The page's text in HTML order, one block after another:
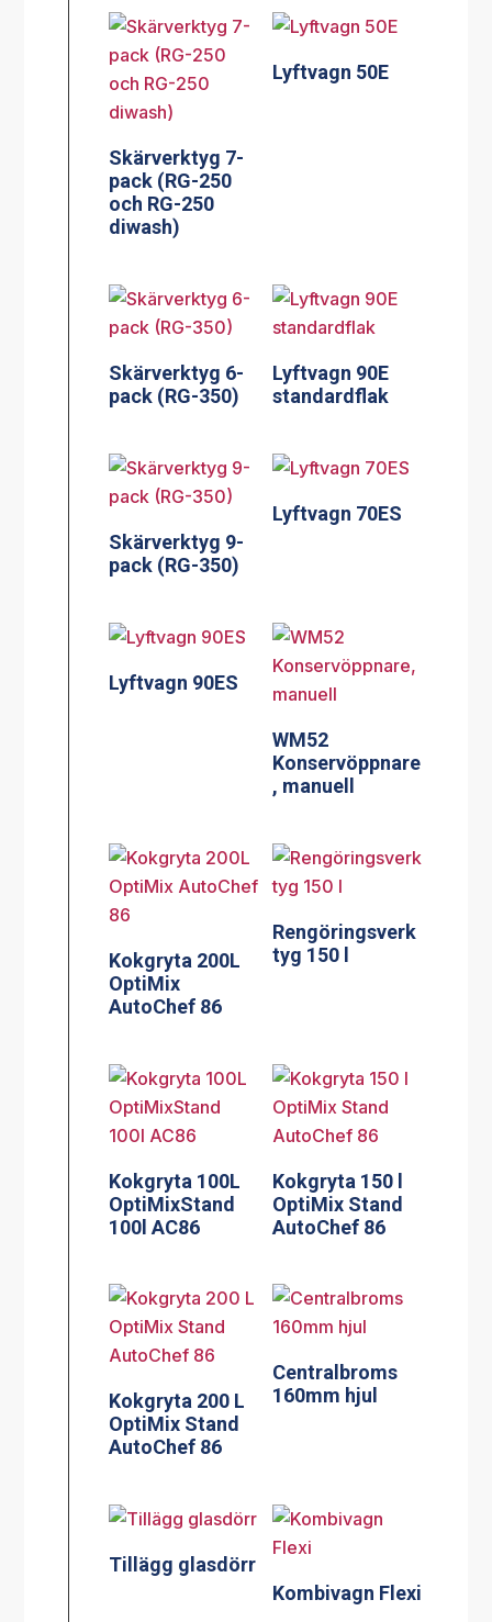
Skärverktyg 7-
pack (RG-250
och RG-250
diwash)
Lyftvagn 50E
Skärverktyg 6-
pack (RG-350)
Lyftvagn 90E
standardflak
Skärverktyg 9-
pack (RG-350)
Lyftvagn 70ES
Lyftvagn 90ES
WM52
Konservöppnare
, manuell
Kokgryta 200L
OptiMix
AutoChef 86
Rengöringsverk
tyg 150 l
Kokgryta 100L
OptiMixStand
100l AC86
Kokgryta 150 l
OptiMix Stand
AutoChef 86
Kokgryta 200 L
OptiMix Stand
AutoChef 86
Centralbroms
160mm hjul
Tillägg glasdörr
Kombivagn Flexi